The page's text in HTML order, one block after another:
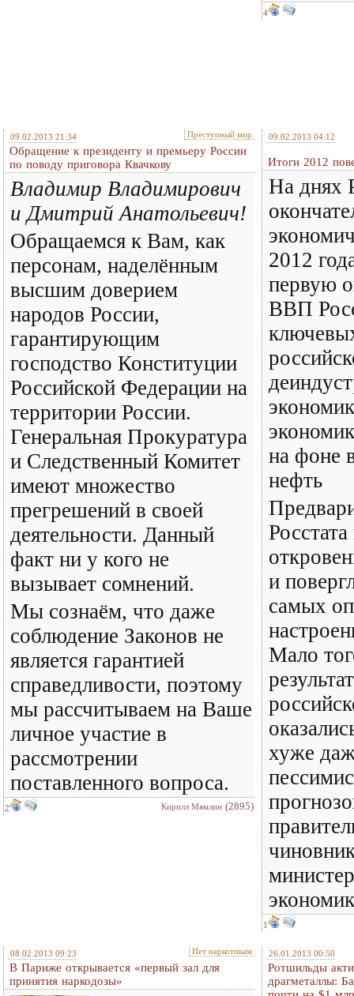
4
09.02.2013 21:34 Преступный мир
Обращение к президенту и премьеру России
по поводу приговора Квачкову
Владимир Владимирович
и Дмитрий Анатольевич!
Обращаемся к Вам, как
персонам, наделённым
высшим доверием
народов России,
гарантирующим
господство Конституции
Российской Федерации на
территории России.
Генеральная Прокуратура
и Следственный Комитет
имеют множество
прегрешений в своей
деятельности. Данный
факт ни у кого не
вызывает сомнений.
Мы сознаём, что даже
соблюдение Законов не
является гарантией
справедливости, поэтому
мы рассчитываем на Ваше
личное участие в
рассмотрении
поставленного вопроса.
2 Кирилл Мямлин (2895)
09.02.2013 04:12
Итоги 2012
На днях
2012
первую
ВВП
на фоне
нефть
и
самых
Мало
хуже
1
08.02.2013 09:23 Нет наркотикам
В Париже открывается «первый зал для
принятия наркодозы»
26.01.2013 00:50
Ротшильды
драгметаллы: